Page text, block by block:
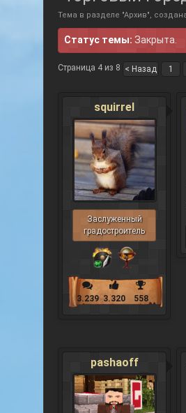
Тема в разделе "Архив",
Статус темы: Закрыта.
Страница 4 из 8 < Назад 1
squirrel
Заслуженный
градостроитель
3.239 3.320 558
pashaoff